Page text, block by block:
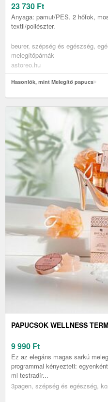
23 730 Ft
Anyaga: pamut/PES. 2 hőfok,
textil/poliészter.
beurer, szépség és egészség,
melegítőpárnák
astoreo.hu
Hasonlók, mint Melegítő papucs
PAPUCSOK WELLNESS
9 990 Ft
Ez az elegáns magas sarkú
programmal kényezteti:
ml testradír...
3pagen, szépség és egészség,